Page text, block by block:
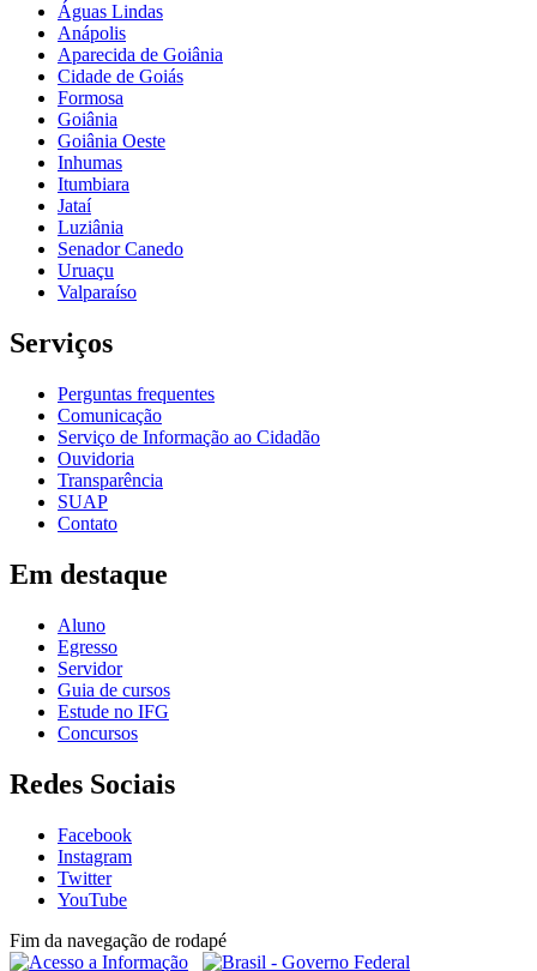
Águas Lindas
Anápolis
Aparecida de Goiânia
Cidade de Goiás
Formosa
Goiânia
Goiânia Oeste
Inhumas
Itumbiara
Jataí
Luziânia
Senador Canedo
Uruaçu
Valparaíso
Serviços
Perguntas frequentes
Comunicação
Serviço de Informação ao Cidadão
Ouvidoria
Transparência
SUAP
Contato
Em destaque
Aluno
Egresso
Servidor
Guia de cursos
Estude no IFG
Concursos
Redes Sociais
Facebook
Instagram
Twitter
YouTube
Fim da navegação de rodapé